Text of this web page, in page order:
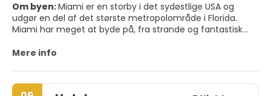
Om byen:Miami er en storby i det sydøstlige USA og
udgør en del af det største metropolområde i Florida.
Miami har meget at byde på, fra strande og fantastisk
verden. Miami forbliver et af verdens mest trendy og
Art Deco-distrikt og shopping og spisning i verdensklasse. I
nærheden af byen Miami ligger Everglades National Park
Mere info